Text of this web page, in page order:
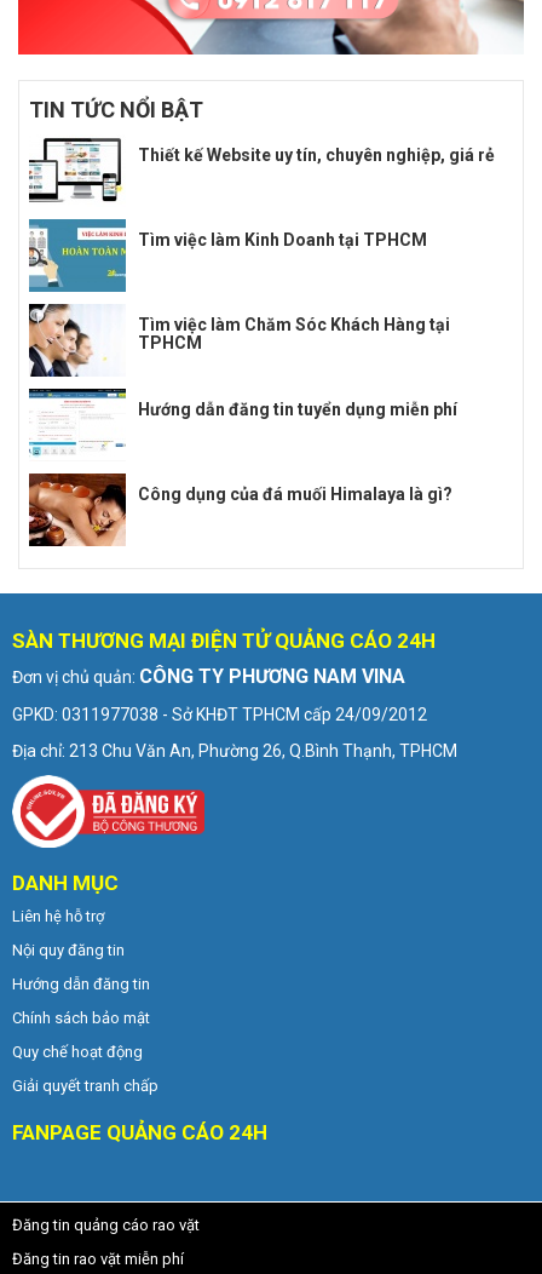
TIN TỨC NỔI BẬT
Thiết kế Website uy tín, chuyên nghiệp, giá rẻ
Tìm việc làm Kinh Doanh tại TPHCM
Tìm việc làm Chăm Sóc Khách Hàng tại
TPHCM
Hướng dẫn đăng tin tuyển dụng miễn phí
Công dụng của đá muối Himalaya là gì?
SÀN THƯƠNG MẠI ĐIỆN TỬ QUẢNG CÁO 24H
Đơn vị chủ quản: CÔNG TY PHƯƠNG NAM VINA
GPKD: 0311977038 - Sở KHĐT TPHCM cấp 24/09/2012
Địa chỉ: 213 Chu Văn An, Phường 26, Q.Bình Thạnh, TPHCM
DANH MỤC
Liên hệ hỗ trợ
Nội quy đăng tin
Hướng dẫn đăng tin
Chính sách bảo mật
Quy chế hoạt động
Giải quyết tranh chấp
FANPAGE QUẢNG CÁO 24H
Đăng tin quảng cáo rao vặt
Đăng tin rao vặt miễn phí